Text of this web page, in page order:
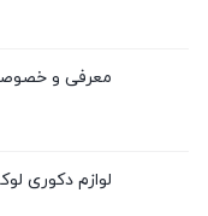
معرفی و
لوازم دکوری